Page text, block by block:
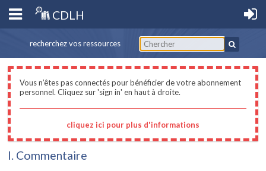
CDLH
recherchez vos ressources
Vous n’êtes pas connectés pour bénéficier de votre abonnement
personnel. Cliquez sur 'sign in' en haut à droite.
cliquez ici pour plus d'informations
I. Commentaire